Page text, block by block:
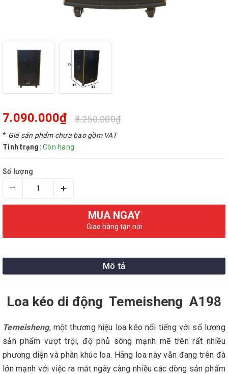
7.090.000₫ 8.250.000₫
* Giá sản phẩm chưa bao gồm VAT
Tình trạng: Còn hang
Số lượng
– +
MUA NGAY
Giao hàng tận nơi
Mô tả
Loa kéo di động Temeisheng A198
Temeisheng, một thương hiệu loa kéo nổi tiếng với số lượng
sản phẩm vượt trội, độ phủ sóng mạnh mẽ trên rất nhiều
phương diện và phân khúc loa. Hãng loa này vẫn đang trên đà
lớn mạnh với việc ra mắt ngày càng nhiều các dòng sản phẩm